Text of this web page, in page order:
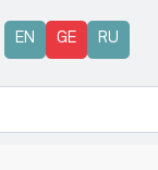
EN GE RU